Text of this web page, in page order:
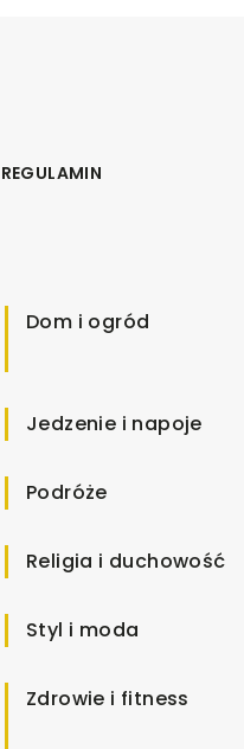
REGULAMIN
Dom i ogród
Jedzenie i napoje
Podróże
Religia i duchowość
Styl i moda
Zdrowie i fitness